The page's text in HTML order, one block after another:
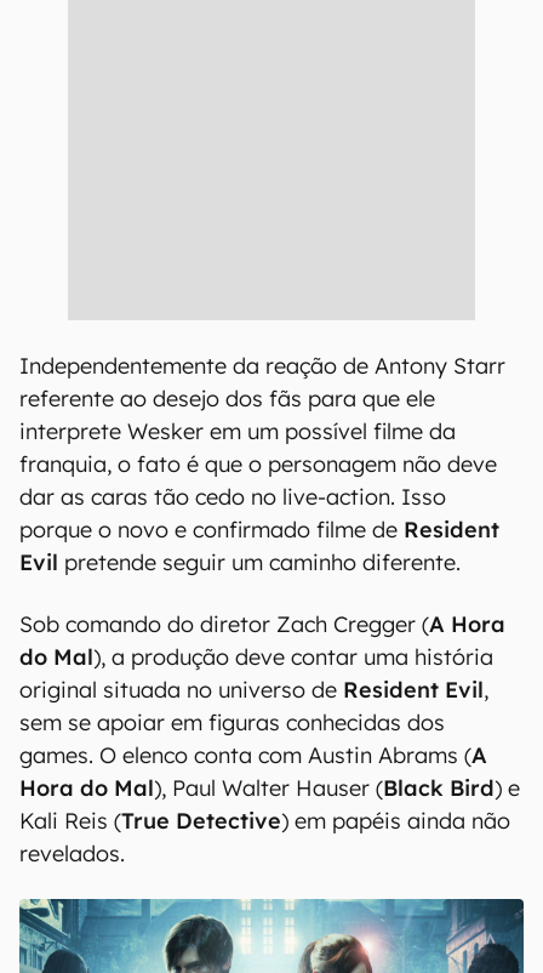
Independentemente da reação de Antony Starr
referente ao desejo dos fãs para que ele
interprete Wesker em um possível filme da
franquia, o fato é que o personagem não deve
dar as caras tão cedo no live-action. Isso
porque o novo e confirmado filme de Resident
Evil pretende seguir um caminho diferente.
Sob comando do diretor Zach Cregger (A Hora
do Mal), a produção deve contar uma história
original situada no universo de Resident Evil,
sem se apoiar em figuras conhecidas dos
games. O elenco conta com Austin Abrams (A
Hora do Mal), Paul Walter Hauser (Black Bird) e
Kali Reis (True Detective) em papéis ainda não
revelados.